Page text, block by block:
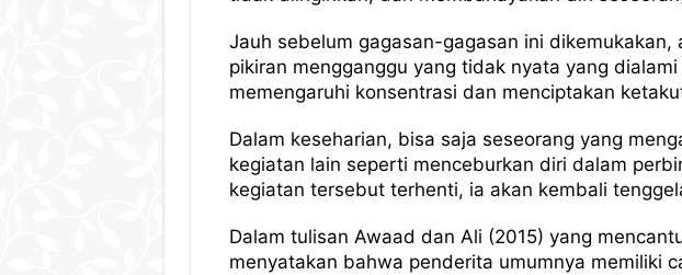
Jauh sebelum gagasan-gagasan ini
pikiran mengganggu yang tidak nyata yang
memengaruhi konsentrasi dan menciptakan
Dalam keseharian, bisa saja seseorang yang
kegiatan lain seperti menceburkan diri dalam
kegiatan tersebut terhenti, ia akan kembali
Dalam tulisan Awaad dan Ali (2015) yang
menyatakan bahwa penderita umumnya memiliki